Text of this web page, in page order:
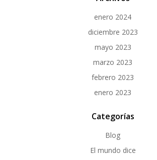
enero 2024
diciembre 2023
mayo 2023
marzo 2023
febrero 2023
enero 2023
Categorías
Blog
El mundo dice